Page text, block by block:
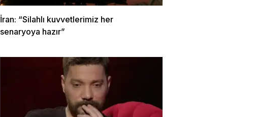
İran: “Silahlı kuvvetlerimiz her
senaryoya hazır”